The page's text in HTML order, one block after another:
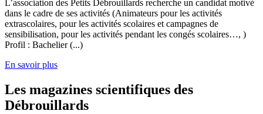
L’association des Petits Débrouillards recherche un candidat motivé
dans le cadre de ses activités (Animateurs pour les activités
extrascolaires, pour les activités scolaires et campagnes de
sensibilisation, pour les activités pendant les congés scolaires…, )
Profil : Bachelier (...)
En savoir plus
Les magazines scientifiques des
Débrouillards